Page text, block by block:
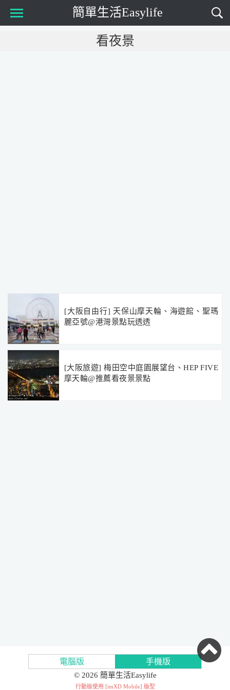
簡單生活Easylife
看夜景
[大阪自由行] 天保山摩天輪、海遊館、聖瑪
麗亞號@港灣景點玩透透
[大阪旅遊] 梅田空中庭園展望台、HEP FIVE
摩天輪@推薦看夜景景點
電腦版 手機版
© 2026 簡單生活Easylife
行動版使用 [imXD Mobile] 版型